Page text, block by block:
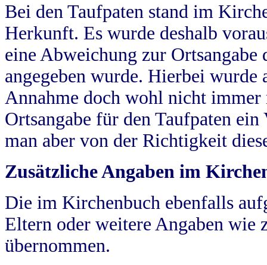
Bei den Taufpaten stand im
Herkunft. Es wurde deshalb
eine Abweichung zur
angegeben wurde. Hierbei wurde
Annahme doch wohl nicht
Ortsangabe für den Taufpaten
man aber von der Richtigkeit
Zusätzliche Angaben im
Die im Kirchenbuch ebenfalls
Eltern oder weitere Angaben wie
übernommen.